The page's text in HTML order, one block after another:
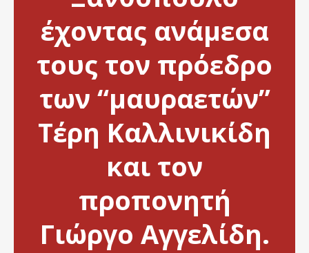
έχοντας ανάμεσα
τους τον πρόεδρο
των “μαυραετών”
Τέρη Καλλινικίδη
και τον
προπονητή
Γιώργο Αγγελίδη.